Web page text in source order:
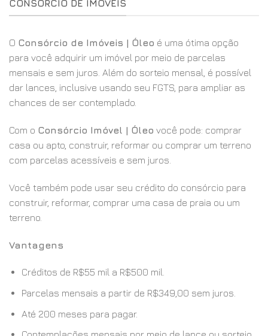
CONSORCIO DE IMÓVEIS
O Consórcio de Imóveis | Óleo é uma ótima opção
para você adquirir um imóvel por meio de parcelas
mensais e sem juros. Além do sorteio mensal, é possível
dar lances, inclusive usando seu FGTS, para ampliar as
chances de ser contemplado.
Com o Consórcio Imóvel | Óleo você pode: comprar
casa ou apto, construir, reformar ou comprar um terreno
com parcelas acessíveis e sem juros.
Você também pode usar seu crédito do consórcio para
construir, reformar, comprar uma casa de praia ou um
terreno.
Vantagens
Créditos de R$55 mil a R$500 mil.
Parcelas mensais a partir de R$349,00 sem juros.
Até 200 meses para pagar.